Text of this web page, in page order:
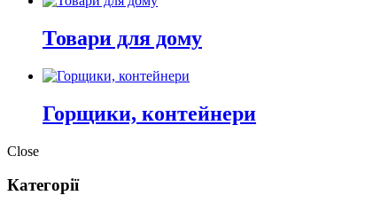
Товари для дому
Горщики, контейнери
Close
Категорії